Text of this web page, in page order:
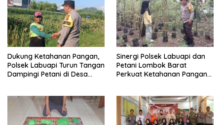
Dukung Ketahanan Pangan,
Polsek Labuapi Turun Tangan
Dampingi Petani di Desa
Sinergi Polsek Labuapi dan
Petani Lombok Barat
Perkuat Ketahanan Pangan